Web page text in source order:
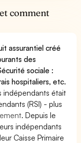
comment
assurantiel créé
des
sociale :
hospitaliers, etc.
indépendants était
(RSI) - plus
. Depuis le
indépendants
Caisse Primaire